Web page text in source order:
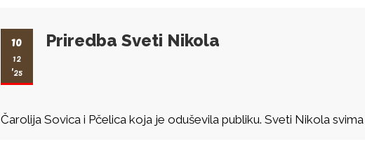
10
12
'25
Priredba Sveti Nikola
Čarolija Sovica i Pčelica koja je oduševila publiku. Sveti Nikola